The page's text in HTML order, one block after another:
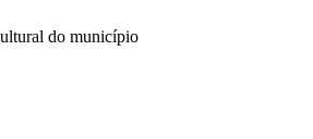
do município